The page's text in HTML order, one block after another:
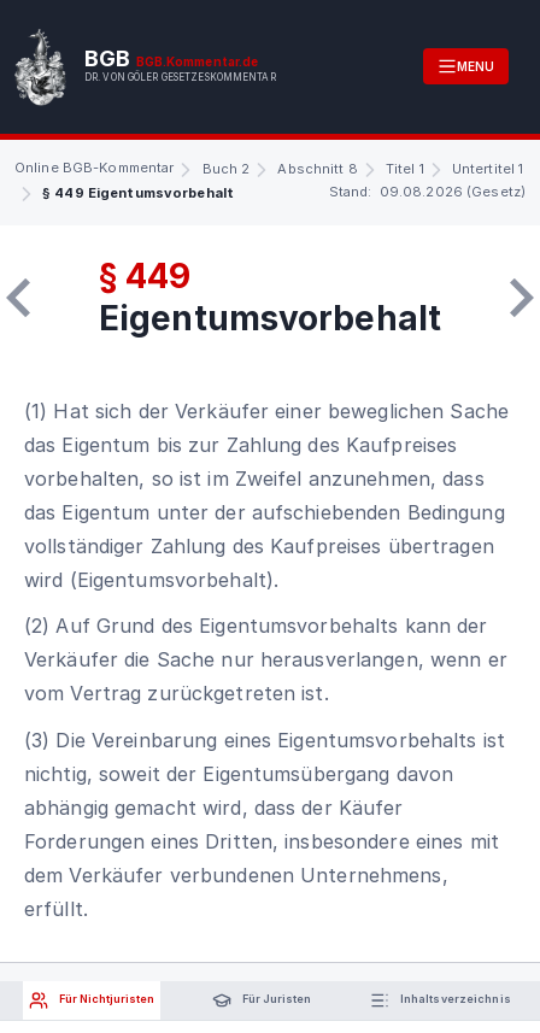
BGB BGB.Kommentar.de
DR. VON GÖLER GESETZESKOMMENTAR
MENU
Online BGB-Kommentar Buch 2 Abschnitt 8 Titel 1
Untertitel 1
§ 449 Eigentumsvorbehalt
Stand: 09.08.2026 (Gesetz)
§ 449
Eigentumsvorbehalt
(1) Hat sich der Verkäufer einer beweglichen Sache
das Eigentum bis zur Zahlung des Kaufpreises
vorbehalten, so ist im Zweifel anzunehmen, dass
das Eigentum unter der aufschiebenden Bedingung
vollständiger Zahlung des Kaufpreises übertragen
wird (Eigentumsvorbehalt).
(2) Auf Grund des Eigentumsvorbehalts kann der
Verkäufer die Sache nur herausverlangen, wenn er
vom Vertrag zurückgetreten ist.
(3) Die Vereinbarung eines Eigentumsvorbehalts ist
nichtig, soweit der Eigentumsübergang davon
abhängig gemacht wird, dass der Käufer
Forderungen eines Dritten, insbesondere eines mit
dem Verkäufer verbundenen Unternehmens,
erfüllt.
Für Nichtjuristen Für Juristen Inhaltsverzeichnis